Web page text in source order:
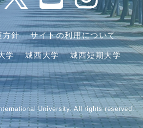
方針 サイトの利用について
学 城西大学 城西短期大学
University. All rights reserved.